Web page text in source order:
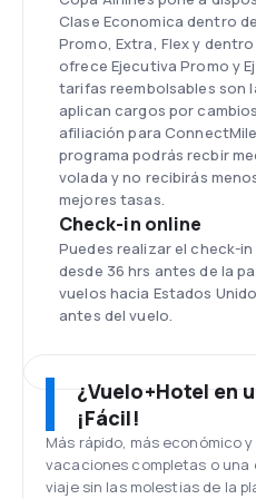
Clase Economica dentro
Promo, Extra, Flex y
ofrece Ejecutiva Promo y
tarifas reembolsables son
aplican cargos por
afiliación para
programa podrás recbir
volada y no recibirás
mejores tasas.
Check-in online
Puedes realizar el check-
desde 36 hrs antes de la
vuelos hacia Estados
antes del vuelo.
200ER, Boeing 767-
Boeing 787-8, Boeing 787-
170, Embraer 175, Embraer
Aeropuerto
Santamaria
¿Vuelo+Hotel en
¡Fácil!
Más rápido, más económico
vacaciones completas o
viaje sin las molestias de la